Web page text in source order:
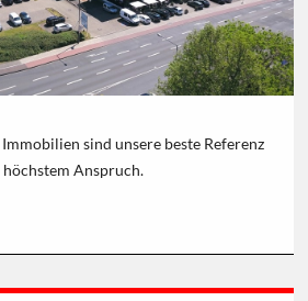
sind unsere beste Referenz
Anspruch.